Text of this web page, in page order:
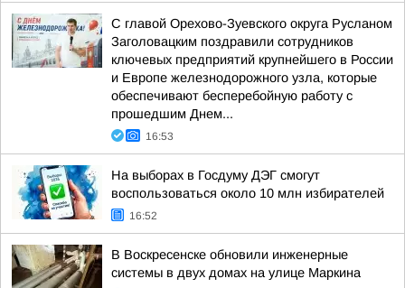
С главой Орехово-Зуевского округа Русланом
Заголовацким поздравили сотрудников
ключевых предприятий крупнейшего в России
и Европе железнодорожного узла, которые
обеспечивают бесперебойную работу с
прошедшим Днем...
16:53
На выборах в Госдуму ДЭГ смогут
воспользоваться около 10 млн избирателей
16:52
В Воскресенске обновили инженерные
системы в двух домах на улице Маркина